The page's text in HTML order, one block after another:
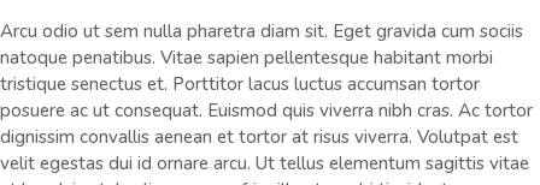
Arcu odio ut sem nulla pharetra diam sit. Eget gravida cum sociis
natoque penatibus. Vitae sapien pellentesque habitant morbi
tristique senectus et. Porttitor lacus luctus accumsan tortor
posuere ac ut consequat. Euismod quis viverra nibh cras. Ac tortor
dignissim convallis aenean et tortor at risus viverra. Volutpat est
velit egestas dui id ornare arcu. Ut tellus elementum sagittis vitae